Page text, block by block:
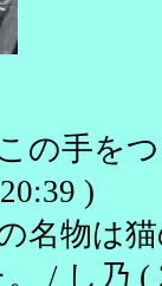
の手を
)
名物は
/ し乃 (